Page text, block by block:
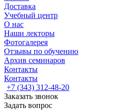
Доставка
Учебный центр
О нас
Наши лекторы
Фотогалерея
Отзывы по обучению
Архив семинаров
Контакты
Контакты
+7 (343) 312-48-20
Заказать звонок
Задать вопрос